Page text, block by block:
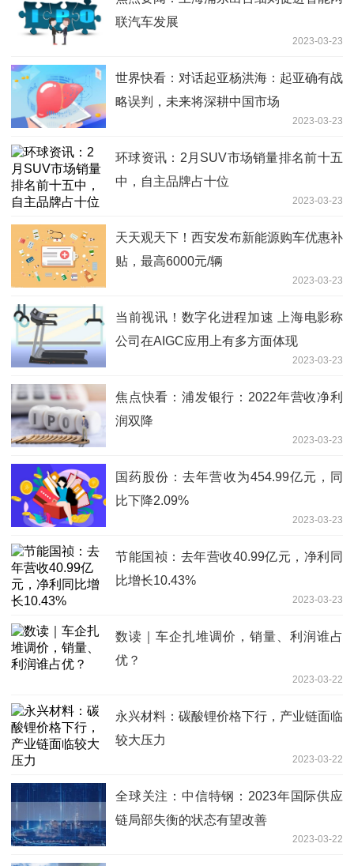
联汽车发展
2023-03-23
世界快看：对话起亚杨洪海：起亚确有战
略误判，未来将深耕中国市场
2023-03-23
环球资讯：2月SUV市场销量排名前十五
中，自主品牌占十位
2023-03-23
天天观天下！西安发布新能源购车优惠补
贴，最高6000元/辆
2023-03-23
当前视讯！数字化进程加速 上海电影称
公司在AIGC应用上有多方面体现
2023-03-23
焦点快看：浦发银行：2022年营收净利
润双降
2023-03-23
国药股份：去年营收为454.99亿元，同
比下降2.09%
2023-03-23
节能国祯：去年营收40.99亿元，净利同
比增长10.43%
2023-03-23
数读｜车企扎堆调价，销量、利润谁占
优？
2023-03-22
永兴材料：碳酸锂价格下行，产业链面临
较大压力
2023-03-22
全球关注：中信特钢：2023年国际供应
链局部失衡的状态有望改善
2023-03-22